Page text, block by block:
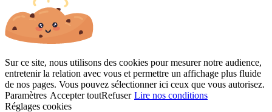
Sur ce site, nous utilisons des cookies pour mesurer notre audience,
entretenir la relation avec vous et permettre un affichage plus fluide
de nos pages. Vous pouvez sélectionner ici ceux que vous autorisez.
Paramètres Accepter toutRefuser Lire nos conditions
Réglages cookies